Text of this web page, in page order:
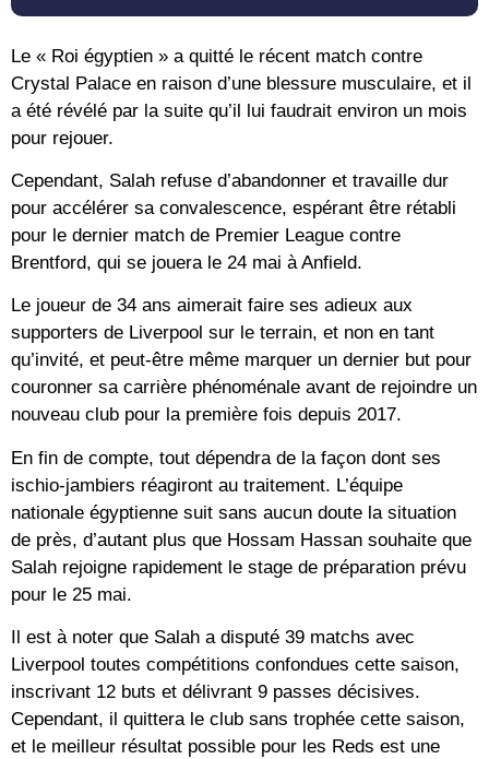
Le « Roi égyptien » a quitté le récent match contre
Crystal Palace en raison d’une blessure musculaire, et il
a été révélé par la suite qu’il lui faudrait environ un mois
pour rejouer.
Cependant, Salah refuse d’abandonner et travaille dur
pour accélérer sa convalescence, espérant être rétabli
pour le dernier match de Premier League contre
Brentford, qui se jouera le 24 mai à Anfield.
Le joueur de 34 ans aimerait faire ses adieux aux
supporters de Liverpool sur le terrain, et non en tant
qu’invité, et peut-être même marquer un dernier but pour
couronner sa carrière phénoménale avant de rejoindre un
nouveau club pour la première fois depuis 2017.
En fin de compte, tout dépendra de la façon dont ses
ischio-jambiers réagiront au traitement. L’équipe
nationale égyptienne suit sans aucun doute la situation
de près, d’autant plus que Hossam Hassan souhaite que
Salah rejoigne rapidement le stage de préparation prévu
pour le 25 mai.
Il est à noter que Salah a disputé 39 matchs avec
Liverpool toutes compétitions confondues cette saison,
inscrivant 12 buts et délivrant 9 passes décisives.
Cependant, il quittera le club sans trophée cette saison,
et le meilleur résultat possible pour les Reds est une